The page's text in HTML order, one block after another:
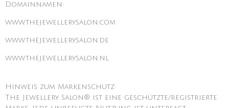
Domainnamen:
www.thejewellerysalon.com
www.thejewellerysalon.de
www.thejewellerysalon.nl
Hinweis zum Markenschutz:
The Jewellery Salon® ist eine geschützte/registrierte